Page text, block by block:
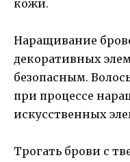
кожи.
Наращивание
декоративных
безопасным.
при процессе
искусственных
Трогать брови с